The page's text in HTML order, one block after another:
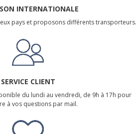
INTERNATIONALE
pays et proposons différents transporteurs.
SERVICE CLIENT
du lundi au vendredi, de 9h à 17h pour
à vos questions par mail.